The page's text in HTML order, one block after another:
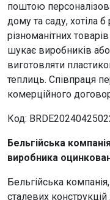
поштою
дому та саду, хотіла
різноманітних
шукає виробників
виготовляти
теплиць. Співпраця
комерційного
Код:
Бельгійська
виробника
Бельгійська
сталевих